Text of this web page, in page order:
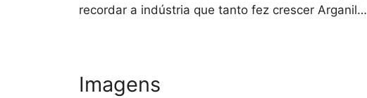
recordar a indústria que tanto fez crescer Arganil…
Imagens